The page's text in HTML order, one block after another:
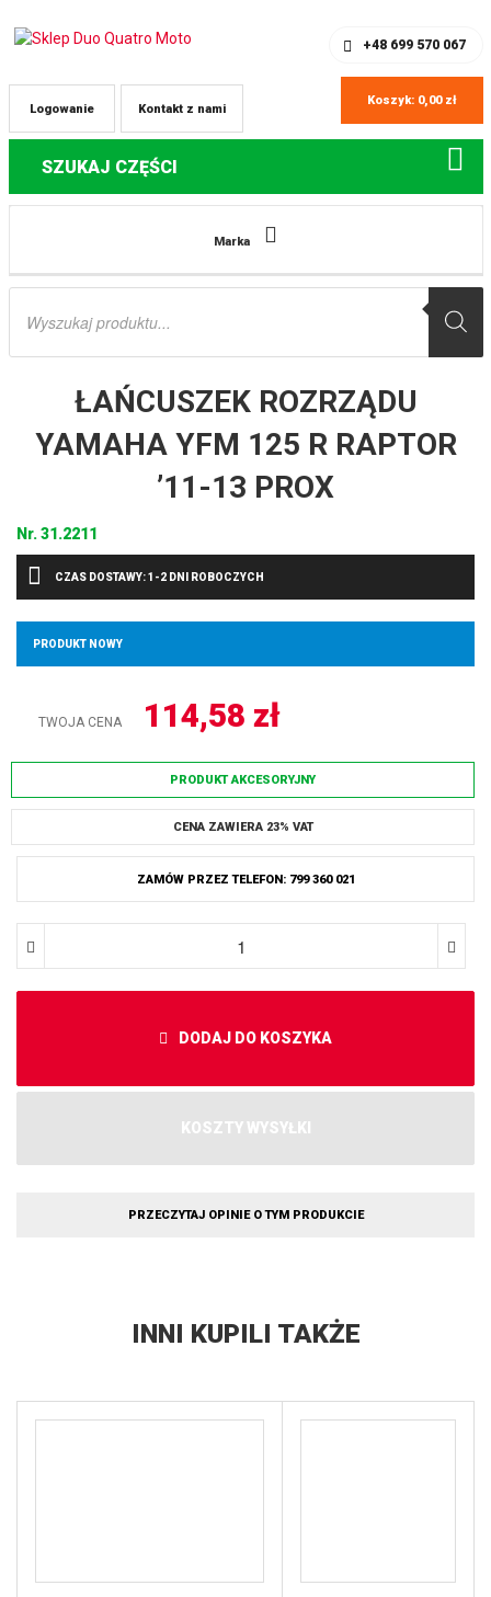
+48 699 570 067
Kontakt z nami
Logowanie
Koszyk: 0,00 zł
SZUKAJ CZĘŚCI
Marka
Wyszukiwarka
Części do quadów Yamaha
ŁAŃCUSZEK ROZRZĄDU
YAMAHA YFM 125 R RAPTOR
’11-13 PROX
Nr.31.2211
CZAS DOSTAWY: 1-2 DNI ROBOCZYCH
PRODUKT NOWY
TWOJA CENA 114,58 zł
PRODUKT AKCESORYJNY
CENA ZAWIERA 23% VAT
ZAMÓW PRZEZ TELEFON: 799 360 021
DODAJ DO KOSZYKA
KOSZTY WYSYŁKI
PRZECZYTAJ OPINIE O TYM PRODUKCIE
INNI KUPILI TAKŻE